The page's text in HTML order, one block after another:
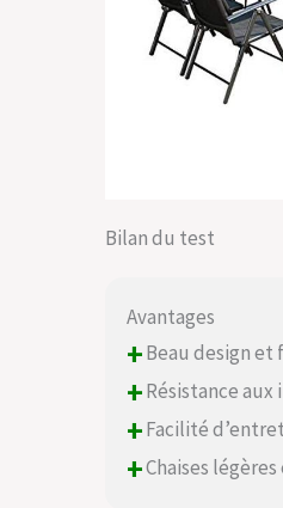
Bilan du test
Avantages
+Beau design et
+Résistance aux
+Facilité
+Chaises